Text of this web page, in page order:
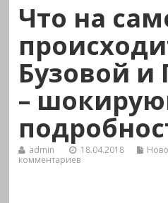
Что на
Бузовой и
–
admin 18.04.2018
комментариев